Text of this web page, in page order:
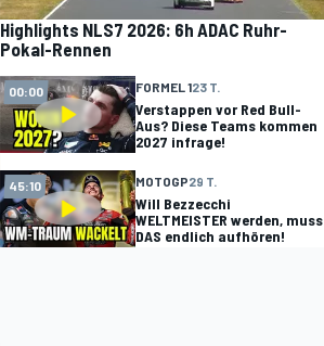
Highlights NLS7 2026: 6h ADAC Ruhr-
Pokal-Rennen
00:00 FORMEL 123 T.
Verstappen vor Red Bull-
Aus? Diese Teams kommen
2027 infrage!
45:10 MOTOGP29 T.
Will Bezzecchi
WELTMEISTER werden, muss
DAS endlich aufhören!